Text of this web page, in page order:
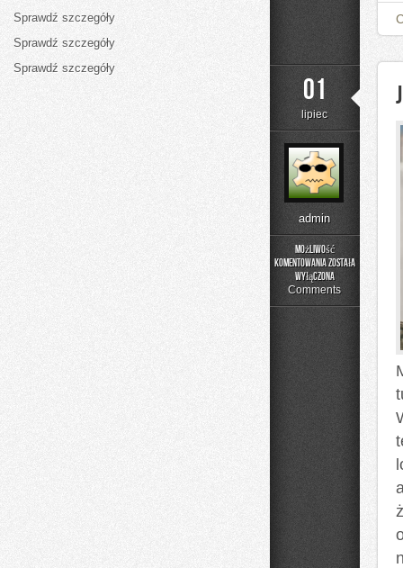
01
lipiec
admin
Możliwość
komentowaniazostała
wyłączona
Comments
Sprawdź szczegóły
Sprawdź szczegóły
Sprawdź szczegóły